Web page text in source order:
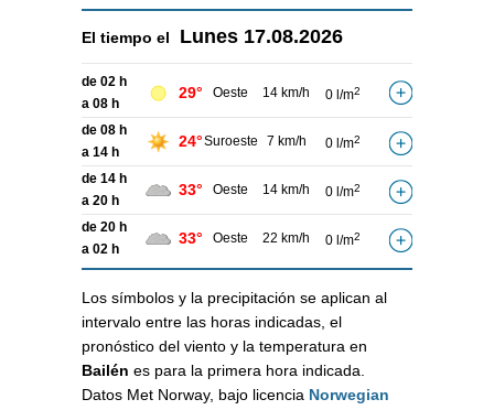
El tiempo el Lunes 17.08.2026
de 02 h
a 08 h
29° Oeste 14 km/h 0 l/m2
de 08 h
a 14 h
24°Suroeste 7 km/h 0 l/m2
de 14 h
a 20 h
33° Oeste 14 km/h 0 l/m2
de 20 h
a 02 h
33° Oeste 22 km/h 0 l/m2
Los símbolos y la precipitación se aplican al
intervalo entre las horas indicadas, el
pronóstico del viento y la temperatura en
Bailén es para la primera hora indicada.
Datos Met Norway, bajo licencia Norwegian